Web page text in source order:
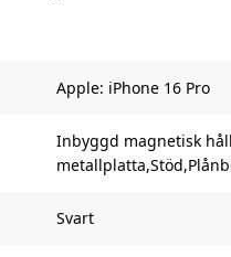
Apple: iPhone 16 Pro
Inbyggd magnetisk
Svart